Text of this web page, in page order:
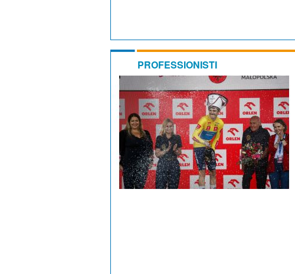
PROFESSIONISTI